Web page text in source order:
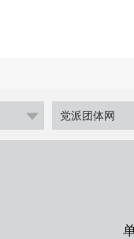
党派团体网